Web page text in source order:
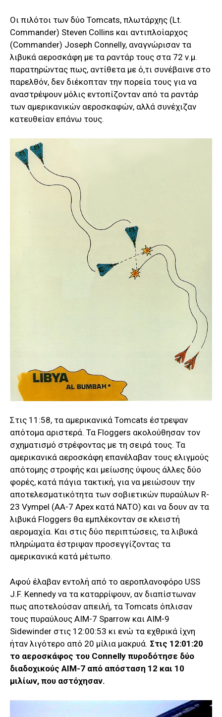
Οι πιλότοι των δύο Tomcats, πλωτάρχης (Lt.
Commander) Steven Collins και αντιπλοίαρχος
(Commander) Joseph Connelly, αναγνώρισαν τα
λιβυκά αεροσκάφη με τα ραντάρ τους στα 72 ν.μ.
παρατηρώντας πως, αντίθετα με ό,τι συνέβαινε στο
παρελθόν, δεν διέκοπταν την πορεία τους για να
αναστρέψουν μόλις εντοπίζονταν από τα ραντάρ
των αμερικανικών αεροσκαφών, αλλά συνέχιζαν
κατευθείαν επάνω τους.
Στις 11:58, τα αμερικανικά Tomcats έστρεψαν
απότομα αριστερά. Τα Floggers ακολούθησαν τον
σχηματισμό στρέφοντας με τη σειρά τους. Τα
αμερικανικά αεροσκάφη επανέλαβαν τους ελιγμούς
απότομης στροφής και μείωσης ύψους άλλες δύο
φορές, κατά πάγια τακτική, για να μειώσουν την
αποτελεσματικότητα των σοβιετικών πυραύλων R-
23 Vympel (AA-7 Apex κατά ΝΑΤΟ) και να δουν αν τα
λιβυκά Floggers θα εμπλέκονταν σε κλειστή
αερομαχία. Και στις δύο περιπτώσεις, τα λιβυκά
πληρώματα έστριψαν προσεγγίζοντας τα
αμερικανικά κατά μέτωπο.
Αφού έλαβαν εντολή από το αεροπλανοφόρο USS
J.F. Kennedy να τα καταρρίψουν, αν διαπίστωναν
πως αποτελούσαν απειλή, τα Tomcats όπλισαν
τους πυραύλους AIM-7 Sparrow και AIM-9
Sidewinder στις 12:00:53 κι ενώ τα εχθρικά ίχνη
ήταν λιγότερο από 20 μίλια μακρυά. Στις 12:01:20
τo αεροσκάφος του Connelly πυροδότησε δύο
διαδοχικούς AIM-7 από απόσταση 12 και 10
μιλίων, που αστόχησαν.